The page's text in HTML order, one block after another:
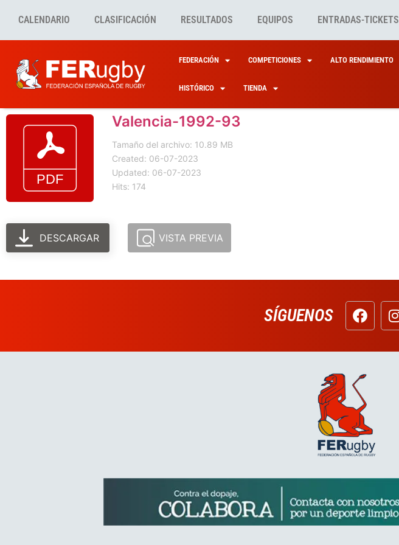
CALENDARIO CLASIFICACIÓN RESULTADOS EQUIPOS ENTRADAS-TICKETS
FEDERACIÓN COMPETICIONES ALTO RENDIMIENTO
HISTÓRICO TIENDA
Valencia-1992-93
Tamaño del archivo: 10.89 MB
Created: 06-07-2023
Updated: 06-07-2023
Hits: 174
DESCARGAR VISTA PREVIA
SÍGUENOS